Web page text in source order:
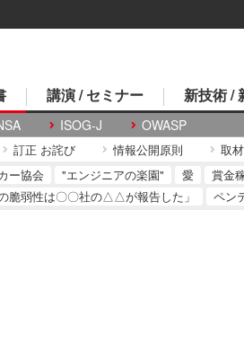
ISOG-J OWASP
講演 / セミナー 新技術 /
訂正 お詫び 情報公開原則 取
ー協会 "エンジニアの楽園" 愛 賞金
の脆弱性は〇〇社の△△が報告した」
ペン